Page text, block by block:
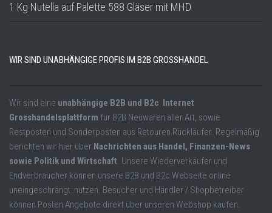
1 Kg Nutella auf Palette 588 Gläser mit MHD
WIR SIND UNABHÄNGIGE PROFIS IM B2B GROSSHANDEL
Wir sind eine unabhängige B2B und B2c Internet
Grosshandelsplattform für B2B Neuwaren aller Art, sowie
Restposten und Sonderposten aus Retouren Rückläufer. Regelmäßig
berichten wir hier über Nachrichten aus Handel, Finanzen-News
sowie Politik und Wirtschaft. Unsere Wiederverkäufer und
Endverbraucher können unsere B2B und B2c Webseite online
uneingeschrängt nutzen. Besucher und Händler / Shopbetreiber
können Posten Angebote direkt über unseren Webshop kaufen.